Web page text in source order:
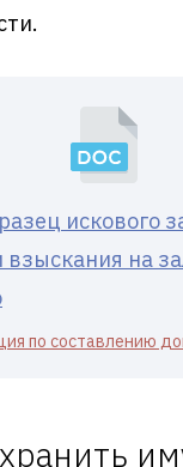
искового
на
по составлению